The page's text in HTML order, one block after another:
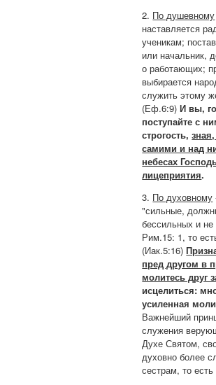
2. По душевному
наставляется
ученикам;
или начальник,
о работающих;
выбирается
служить этому
(Еф.6:9)И вы,
поступайте с
строгость,
самими и над
небесах
лицеприятия.
3. По духовному
"сильные,
бессильных и не
Рим.15: 1, то
(Иак.5:16)
пред другом в
молитесь друг
исцелиться:
усиленная
Важнейший
служения
Духе Святом,
духовно более
сестрам, то